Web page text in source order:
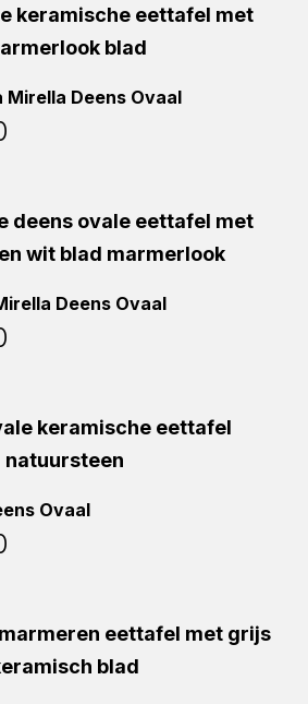
Deens Ovaal
Deens Ovaal
Ovaal